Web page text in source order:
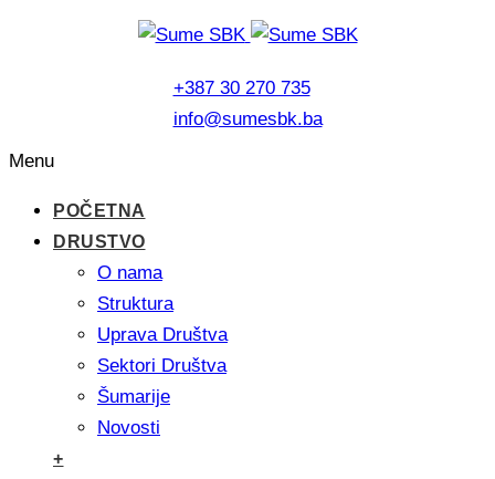
+387 30 270 735
info@sumesbk.ba
Menu
POČETNA
DRUSTVO
O nama
Struktura
Uprava Društva
Sektori Društva
Šumarije
Novosti
+